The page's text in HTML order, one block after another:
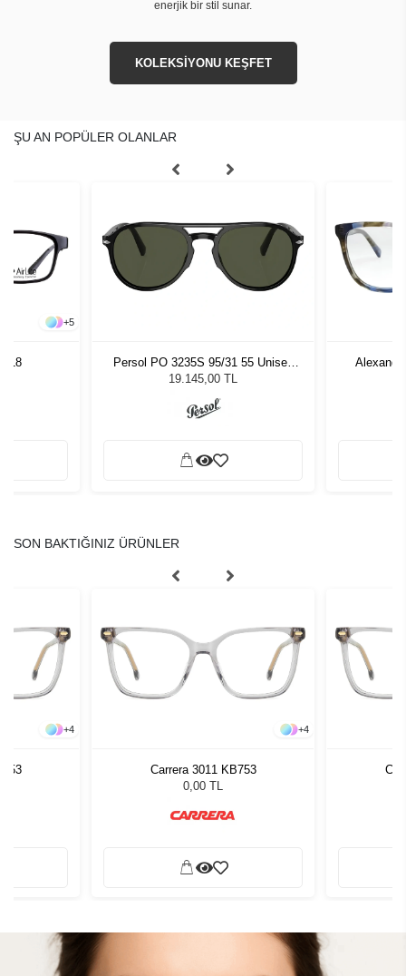
enerjik bir stil sunar.
KOLEKSİYONU KEŞFET
ŞU AN POPÜLER OLANLAR
+5
Persol PO 3235S 95/31 55 Unisex
Güneş Gözlüğü
19.145,00 TL
SON BAKTIĞINIZ ÜRÜNLER
+4 +4
Carrera 3011 KB753
0,00 TL